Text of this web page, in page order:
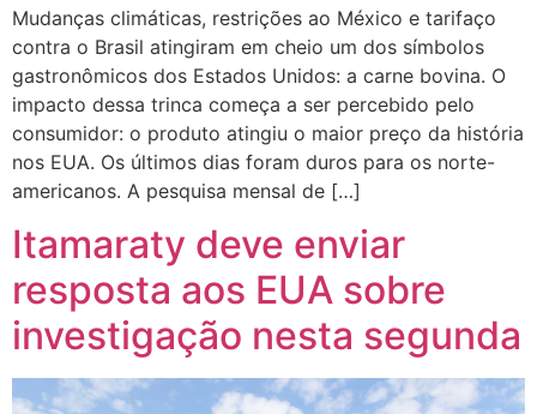
Mudanças climáticas, restrições ao México e tarifaço
contra o Brasil atingiram em cheio um dos símbolos
gastronômicos dos Estados Unidos: a carne bovina. O
impacto dessa trinca começa a ser percebido pelo
consumidor: o produto atingiu o maior preço da história
nos EUA. Os últimos dias foram duros para os norte-
americanos. A pesquisa mensal de […]
Itamaraty deve enviar
resposta aos EUA sobre
investigação nesta segunda